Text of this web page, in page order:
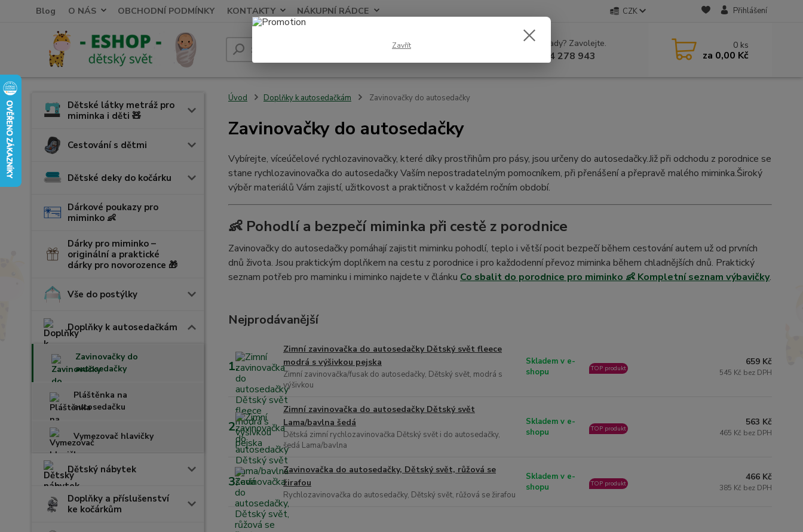
Blog O NÁS OBCHODNÍ PODMÍNKY KONTAKTY NÁKUPNÍ RÁDCE CZK Přihlášení
Hledat Nevíte si rady? Zavolejte.
+420 604 278 943
0 ks
za 0,00 Kč
Dětské látky metráž pro
miminka i děti 🧸
Cestování s dětmi
Dětské deky do kočárku
Dárkové poukazy pro
miminko 👶
Dárky pro miminko –
originální a praktické
dárky pro novorozence 🎁
Vše do postýlky
Doplňky k autosedačkám
Zavinovačky do
autosedačky
Pláštěnka na
autosedačku
Vymezovač hlavičky
Dětský nábytek
Doplňky a příslušenství
ke kočárkům
Úvod Doplňky k autosedačkám Zavinovačky do autosedačky
Zavinovačky do autosedačky
Vybírejte, víceúčelové rychlozavinovačky, které díky prostřihům pro pásy, jsou určeny do autosedačky.Již při odchodu z porodnice se
stane rychlozavinovačka do autosedačky Vaším nepostradatelným pomocníkem, při přenášení a přepravě malého miminka.Široký
výběr materiálů Vám zajistí, užitkovost a praktičnost v každém ročním období.
👶 Pohodlí a bezpečí miminka při cestě z porodnice
Zavinovačky do autosedačky pomáhají zajistit miminku pohodlí, teplo i větší pocit bezpečí během cestování autem už od prvních
dnů života. Jsou praktickým doplňkem na cestu z porodnice i pro každodenní převoz miminka během chladnějších dnů. Praktický
seznam potřeb pro maminku i miminko najdete v článku Co sbalit do porodnice pro miminko 👶 Kompletní seznam výbavičky.
Nejprodávanější
1.
Zimní zavinovačka do autosedačky Dětský svět fleece
modrá s výšivkou pejska
Zimní zavinovačka/fusak do autosedačky, Dětský svět, modrá s
výšivkou
Skladem v e-
shopu
TOP produkt
659 Kč
545 Kč bez DPH
2.
Zimní zavinovačka do autosedačky Dětský svět
Lama/bavlna šedá
Dětská zimní rychlozavinovačka Dětský svět i do autosedačky,
šedá Lama/bavlna
Skladem v e-
shopu
TOP produkt
563 Kč
465 Kč bez DPH
3.
Zavinovačka do autosedačky, Dětský svět, růžová se
žirafou
Rychlozavinovačka do autosedačky, Dětský svět, růžová se žirafou
Skladem v e-
shopu
TOP produkt
466 Kč
385 Kč bez DPH
Zavřít